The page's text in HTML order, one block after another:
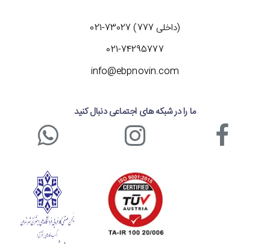
کارکرد در دمای 16 تا 54 درجه سانتی گراد
دارای قابلیت Sleep Mode
سنسورهای هوشمند تشخیص دمای محیط I-Feel
قابلیت شروع خودکار (Auto Start)
تکنولوژی ضد کپک
امکان تنظیم رطوبت محیط
امکان کارکرد در ولتاژ پایین
(داخلی 777) 73027-021
021-74295777
info@ebpnovin.com
ما را در شبکه های اجتماعی دنبال کنید